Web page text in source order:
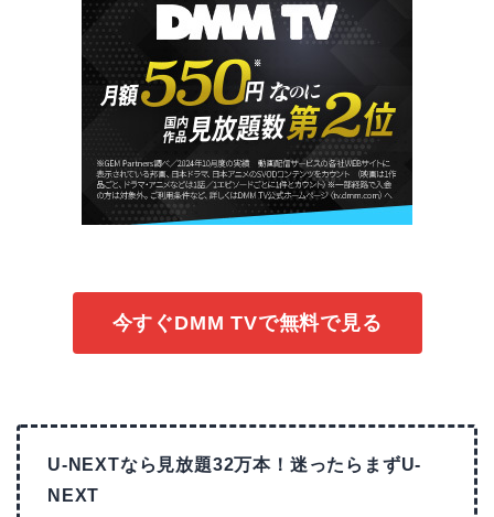
今すぐDMM TVで無料で見る
U-NEXTなら見放題32万本！迷ったらまずU-
NEXT